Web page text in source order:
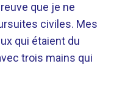
que je ne
civiles. Mes
qui étaient du
trois mains qui